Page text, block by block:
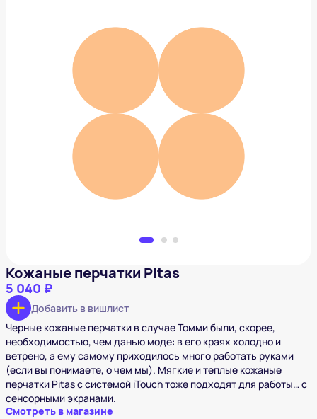
Кожаные перчатки Pitas
5 040 ₽
Добавить в вишлист
Кожаные перчатки Pitas
5 040 ₽
Добавить в вишлист
Черные кожаные перчатки в случае Томми были, скорее,
необходимостью, чем данью моде: в его краях холодно и
ветрено, а ему самому приходилось много работать руками
(если вы понимаете, о чем мы). Мягкие и теплые кожаные
перчатки Pitas с системой iTouch тоже подходят для работы… с
сенсорными экранами.
Смотреть в магазине